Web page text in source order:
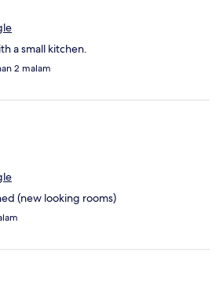
a small kitchen.
2 malam
(new looking rooms)